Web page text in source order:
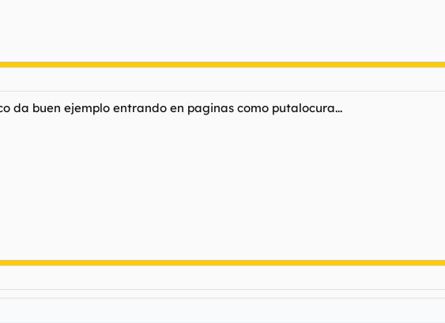
da buen ejemplo entrando en paginas como putalocura...